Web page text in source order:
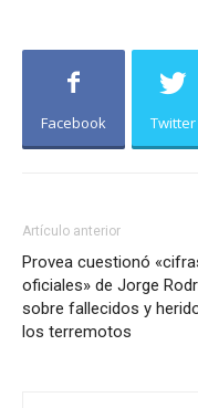
Facebook Twitter
Artículo anterior
Provea cuestionó
oficiales» de Jorge
sobre fallecidos y
los terremotos